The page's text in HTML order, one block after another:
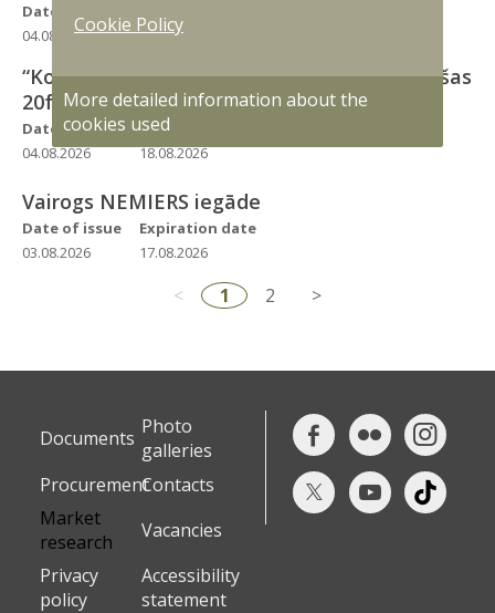
Date of issue
04.08.2026
18.08.2026
“Konteiners tualetes 20ft un Konteiners dušas
20ft” iegāde
Date of issue
04.08.2026
Expiration date
18.08.2026
Vairogs NEMIERS iegāde
Date of issue
03.08.2026
Expiration date
17.08.2026
< 1 2 >
Documents Photo
galleries
ProcurementContacts
Market
research
Vacancies
Privacy
policy
Accessibility
statement
Cookie Policy
More detailed information about the
cookies used